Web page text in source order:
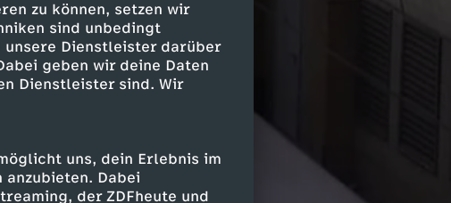
zu können, setzen wir
sind unbedingt
Dienstleister darüber
geben wir deine Daten
Dienstleister sind. Wir
uns, dein Erlebnis im
anzubieten. Dabei
der ZDFheute und